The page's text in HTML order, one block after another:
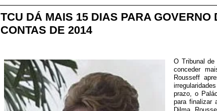
TCU DÁ MAIS 15 DIAS PARA GOVERNO
CONTAS DE 2014
O Tribunal de
conceder
Rousseff
prazo, o
para finalizar